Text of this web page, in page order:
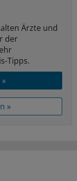
Ärzte und
der
Tipps.
»